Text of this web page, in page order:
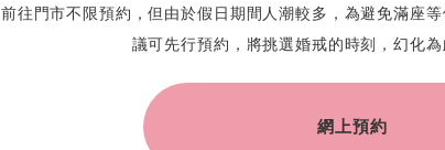
前往門市不限預約，但由於假日期間人潮較多，為避免滿座
議可先行預約，將挑選婚戒的時刻，幻化為
網上預約